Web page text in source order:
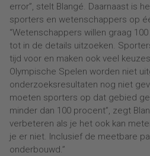
error”, stelt Blangé. Daarnaast is
sporters en wetenschappers op
“Wetenschappers willen graag
tot in de details uitzoeken.
tijd voor en maken ook veel
Olympische Spelen worden niet
onderzoeksresultaten nog niet
moeten sporters op dat gebied
minder dan 100 procent”, zegt
verbeteren als je het ook kan
je er niet. Inclusief de meetbare
onderbouwd.”